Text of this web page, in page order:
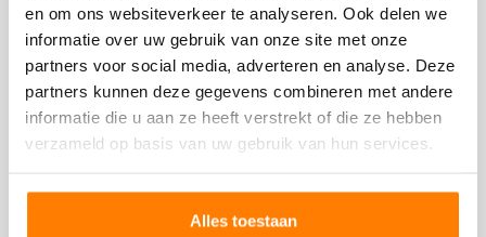
en om ons websiteverkeer te analyseren. Ook delen we
informatie over uw gebruik van onze site met onze
partners voor social media, adverteren en analyse. Deze
partners kunnen deze gegevens combineren met andere
informatie die u aan ze heeft verstrekt of die ze hebben
verzameld op basis van uw gebruik van hun services.
Alles toestaan